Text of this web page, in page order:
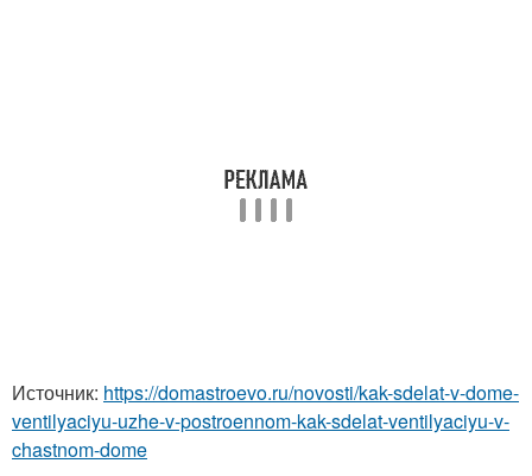
Источник: https://domastroevo.ru/novosti/kak-sdelat-v-dome-
ventilyaciyu-uzhe-v-postroennom-kak-sdelat-ventilyaciyu-v-
chastnom-dome